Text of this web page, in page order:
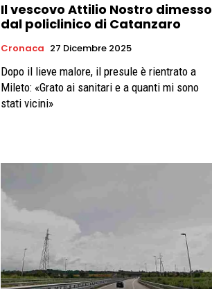
Il vescovo Attilio Nostro dimesso
dal policlinico di Catanzaro
Cronaca 27 Dicembre 2025
Dopo il lieve malore, il presule è rientrato a
Mileto: «Grato ai sanitari e a quanti mi sono
stati vicini»